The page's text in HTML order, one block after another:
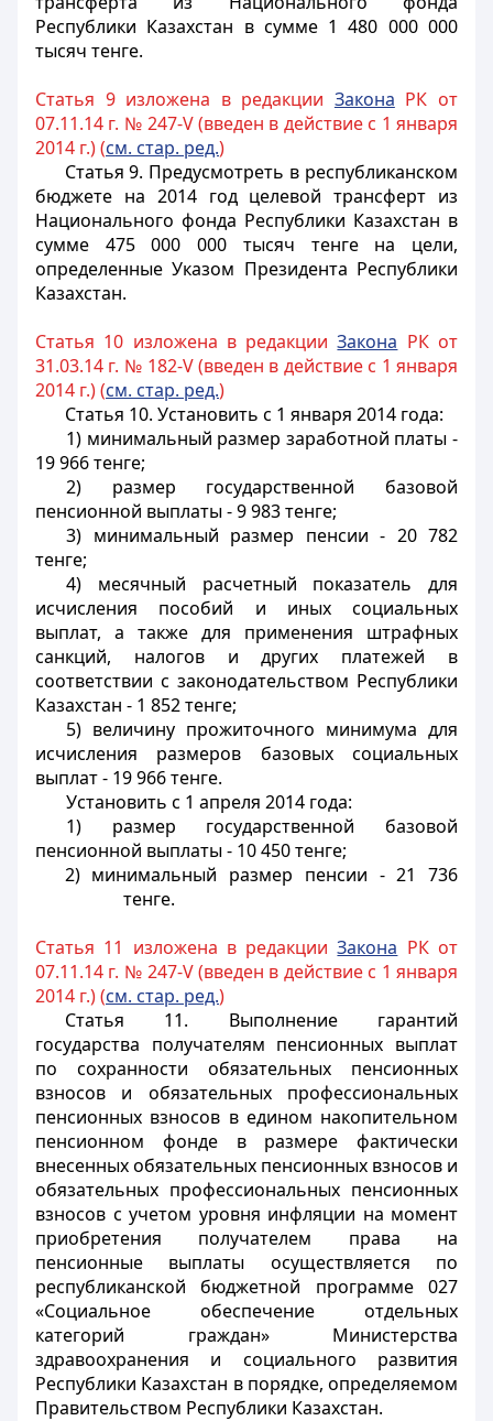
Республики Казахстан в сумме 1 480 000 000
тысяч тенге.
Статья 9 изложена в редакции Закона РК от
07.11.14 г. № 247-V (введен в действие с 1 января
2014 г.) (см. стар. ред.)
Статья 9. Предусмотреть в республиканском
бюджете на 2014 год целевой трансферт из
Национального фонда Республики Казахстан в
сумме 475 000 000 тысяч тенге на цели,
определенные Указом Президента Республики
Казахстан.
Статья 10 изложена в редакцииЗакона РК от
31.03.14 г. № 182-V (введен в действие с 1 января
2014 г.) (см. стар. ред.)
Статья 10. Установить с 1 января 2014 года:
1) минимальный размер заработной платы -
19 966 тенге;
2) размер государственной базовой
пенсионной выплаты - 9 983 тенге;
3) минимальный размер пенсии - 20 782
тенге;
4) месячный расчетный показатель для
исчисления пособий и иных социальных
выплат, а также для применения штрафных
санкций, налогов и других платежей в
соответствии с законодательством Республики
Казахстан - 1 852 тенге;
5) величину прожиточного минимума для
исчисления размеров базовых социальных
выплат - 19 966 тенге.
Установить с 1 апреля 2014 года:
1) размер государственной базовой
пенсионной выплаты - 10 450 тенге;
2) минимальный размер пенсии - 21 736
тенге.
Статья 11 изложена в редакцииЗакона РК от
07.11.14 г. № 247-V (введен в действие с 1 января
2014 г.) (см. стар. ред.)
Статья 11. Выполнение гарантий
государства получателям пенсионных выплат
по сохранности обязательных пенсионных
взносов и обязательных профессиональных
пенсионных взносов в едином накопительном
пенсионном фонде в размере фактически
внесенных обязательных пенсионных взносов и
обязательных профессиональных пенсионных
взносов с учетом уровня инфляции на момент
приобретения получателем права на
пенсионные выплаты осуществляется по
республиканской бюджетной программе 027
«Социальное обеспечение отдельных
категорий граждан» Министерства
здравоохранения и социального развития
Республики Казахстан в порядке, определяемом
Правительством Республики Казахстан.